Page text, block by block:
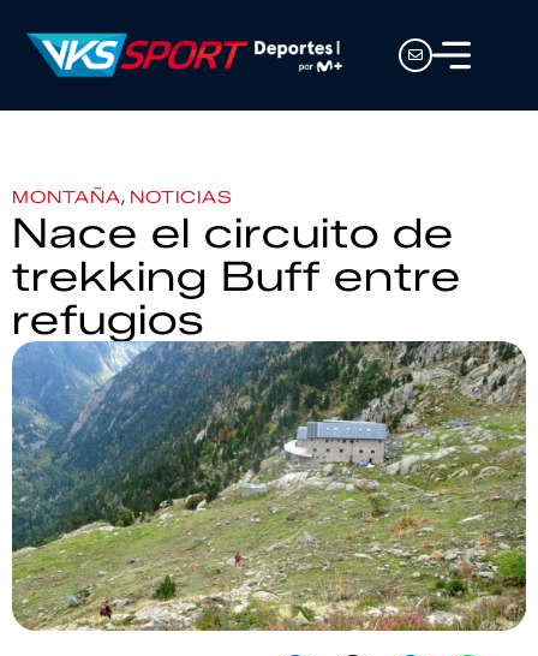
MONTAÑA, NOTICIAS
Nace el circuito de
trekking Buff entre
refugios